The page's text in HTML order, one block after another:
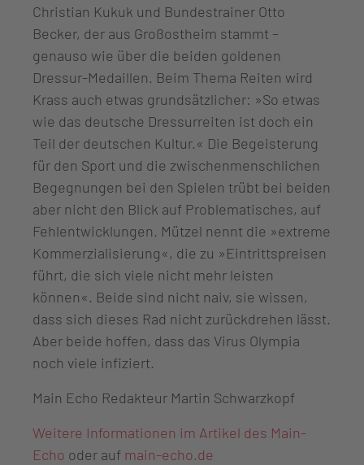
Christian Kukuk und Bundestrainer Otto
Becker, der aus Großostheim stammt –
genauso wie über die beiden goldenen
Dressur-Medaillen. Beim Thema Reiten wird
Krass auch etwas grundsätzlicher: »So etwas
wie das deutsche Dressurreiten ist doch ein
Teil der deutschen Kultur.« Die Begeisterung
für den Sport und die zwischenmenschlichen
Begegnungen bei den Spielen trübt bei beiden
aber nicht den Blick auf Problematisches, auf
Fehlentwicklungen. Mützel nennt die »extreme
Kommerzialisierung«, die zu »Eintrittspreisen
führt, die sich viele nicht mehr leisten
können«. Beide sind nicht naiv, sie wissen,
dass sich dieses Rad nicht zurückdrehen lässt.
Aber beide hoffen, dass das Virus Olympia
noch viele infiziert.
Main Echo Redakteur Martin Schwarzkopf
Weitere Informationen im Artikel des Main-
Echo oder auf main-echo.de